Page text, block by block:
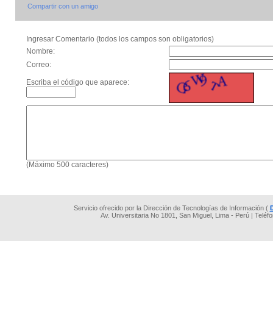
Compartir con un amigo
Ingresar Comentario (todos los campos son obligatorios)
Nombre:
Correo:
Escriba el código que aparece:
(Máximo 500 caracteres)
Servicio ofrecido por la Dirección de Tecnologías de Información (
Av. Universitaria No 1801, San Miguel, Lima - Perú |